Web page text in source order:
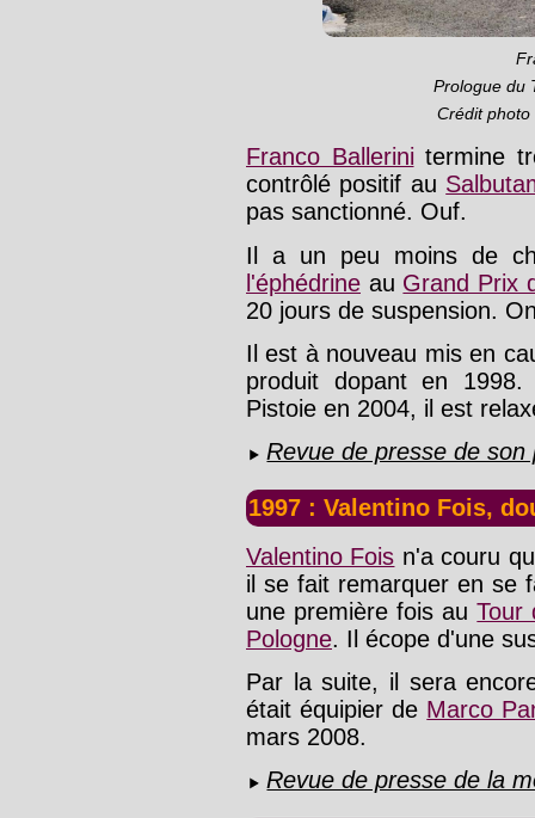
Prologue du
Crédit
Franco Ballerini termine
contrôlé positif au
pas sanctionné. Ouf.
Il a un peu moins de
l'éphédrine au Grand Prix
20 jours de suspension.
Il est à nouveau mis en
produit dopant en
Pistoie en 2004, il est
Revue de presse de son
1997 : Valentino Fois,
Valentino Fois n'a couru
il se fait remarquer en se
une première fois auTour
Pologne. Il écope d'une
Par la suite, il sera
était équipier de Marco
mars 2008.
Revue de presse de la